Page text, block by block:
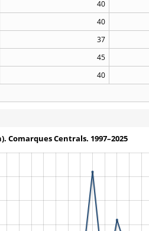
40
40
37
45
40